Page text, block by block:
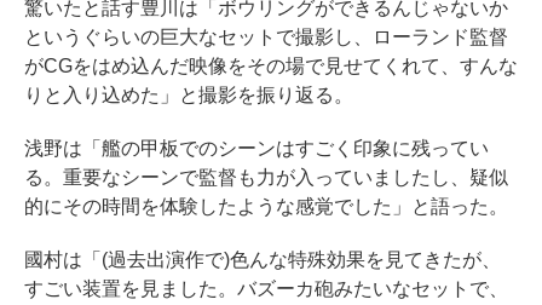
驚いたと話す豊川は「ボウリングができるんじゃないか
というぐらいの巨大なセットで撮影し、ローランド監督
がCGをはめ込んだ映像をその場で見せてくれて、すんな
りと入り込めた」と撮影を振り返る。
浅野は「艦の甲板でのシーンはすごく印象に残ってい
る。重要なシーンで監督も力が入っていましたし、疑似
的にその時間を体験したような感覚でした」と語った。
國村は「(過去出演作で)色んな特殊効果を見てきたが、
すごい装置を見ました。バズーカ砲みたいなセットで、